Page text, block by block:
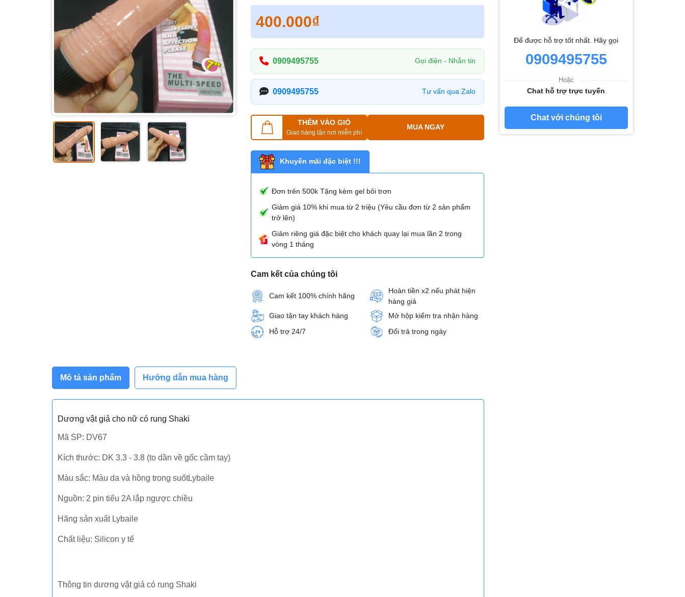
400.000₫
0909495755 Gọi điện - Nhắn tin
0909495755 Tư vấn qua Zalo
THÊM VÀO GIỎ
Giao hàng tận nơi miễn phí
MUA NGAY
Khuyến mãi đặc biệt !!!
Đơn trên 500k Tặng kèm gel bôi trơn
Giảm giá 10% khi mua từ 2 triệu (Yêu cầu đơn từ 2 sản phẩm
trở lên)
Giảm riêng giá đặc biệt cho khách quay lại mua lần 2 trong
vòng 1 tháng
Cam kết của chúng tôi
Cam kết 100% chính hãng
Hoàn tiền x2 nếu phát hiện
hàng giả
Giao tận tay khách hàng
Mở hộp kiểm tra nhận hàng
Hỗ trợ 24/7
Đổi trả trong ngày
Để được hỗ trợ tốt nhất. Hãy gọi
0909495755
Hoặc
Chat hỗ trợ trực tuyến
Chat với chúng tôi
Mô tả sản phẩm Hướng dẫn mua hàng
Dương vật giả cho nữ có rung Shaki
Mã SP: DV67
Kích thước: DK 3.3 - 3.8 (to dần về gốc cầm tay)
Màu sắc: Màu da và hồng trong suốtLybaile
Nguồn: 2 pin tiểu 2A lắp ngược chiều
Hãng sản xuất Lybaile
Chất liệu: Silicon y tế
Thông tin dương vật giả có rung Shaki